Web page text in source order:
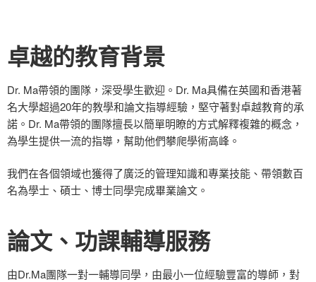
卓越的教育背景
Dr. Ma帶領的團隊 ，深受學生歡迎。 Dr. Ma具備在英國和香港著
名大學超過20年的教學和論文指導經驗，堅守著對卓越教育的承
諾。Dr. Ma帶領的團隊擅長以簡單明瞭的方式解釋複雜的概念，
為學生提供一流的指導，幫助他們攀爬學術高峰。
我們在各個領域也獲得了廣泛的管理知識和專業技能、帶領數百
名為學士、碩士、博士同學完成畢業論文。
論文、功課輔導服務
由Dr.Ma團隊一對一輔導同學，由最小一位經驗豐富的導師，對